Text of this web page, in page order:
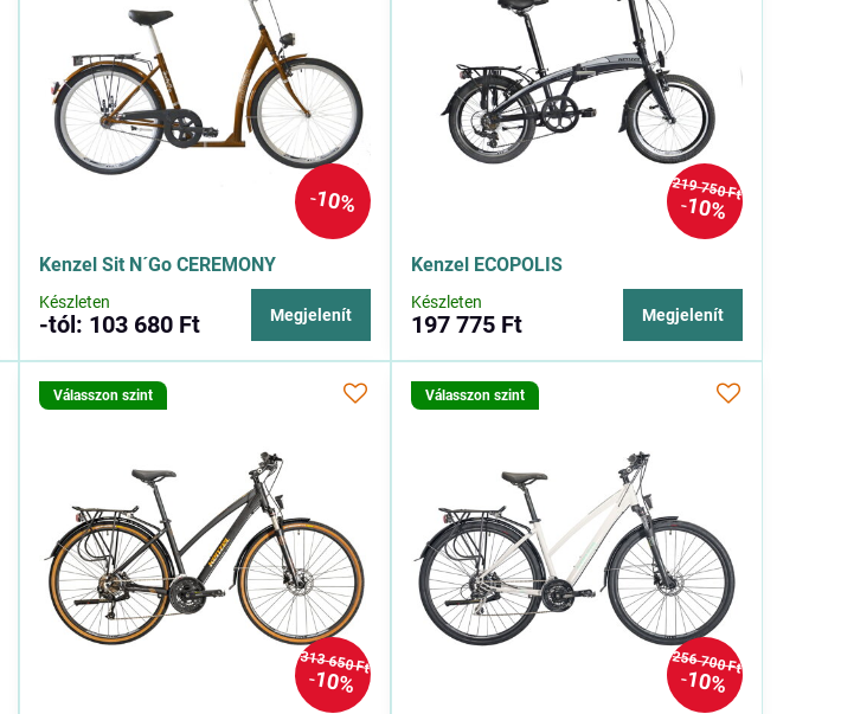
10%
Kenzel Sit N´Go CEREMONY
Készleten
-tól: 103 680 Ft Megjelenít
219 750 Ft
10%
Kenzel ECOPOLIS
Készleten
197 775 Ft Megjelenít
313 650 Ft
10%
Válasszon szint
256 700 Ft
10%
Válasszon szint